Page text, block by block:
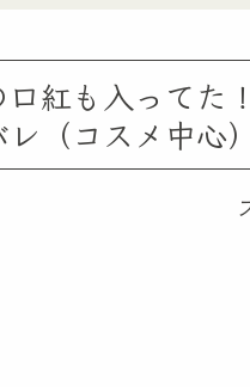
口紅も入ってた
（コスメ中心